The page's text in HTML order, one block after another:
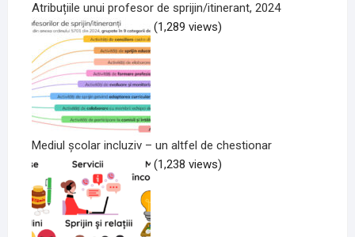
Atribuțiile unui profesor de sprijin/itinerant, 2024
(1,289 views)
Mediul școlar incluziv – un altfel de chestionar
(1,238 views)